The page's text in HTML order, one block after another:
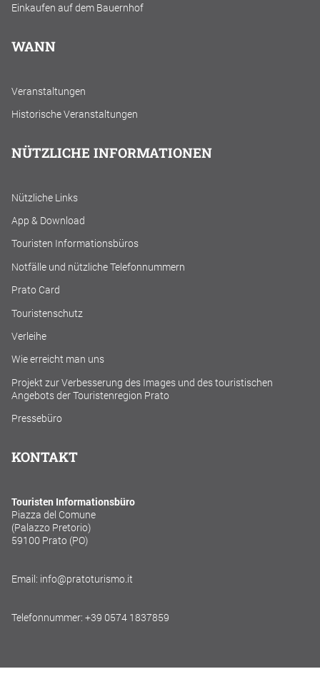
Einkaufen auf dem Bauernhof
WANN
Veranstaltungen
Historische Veranstaltungen
NÜTZLICHE INFORMATIONEN
Nützliche Links
App & Download
Touristen Informationsbüros
Notfälle und nützliche Telefonnummern
Prato Card
Touristenschutz
Verleihe
Wie erreicht man uns
Projekt zur Verbesserung des Images und des touristischen
Angebots der Touristenregion Prato
Pressebüro
KONTAKT
Touristen Informationsbüro
Piazza del Comune
(Palazzo Pretorio)
59100 Prato (PO)
Email: info@pratoturismo.it
Telefonnummer: +39 0574 1837859